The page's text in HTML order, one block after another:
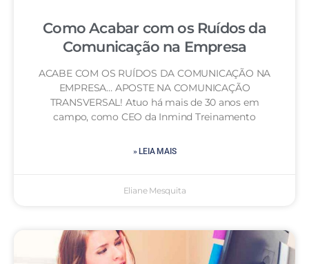
Como Acabar com os Ruídos da
Comunicação na Empresa
ACABE COM OS RUÍDOS DA COMUNICAÇÃO NA
EMPRESA… APOSTE NA COMUNICAÇÃO
TRANSVERSAL! Atuo há mais de 30 anos em
campo, como CEO da Inmind Treinamento
» LEIA MAIS
Eliane Mesquita